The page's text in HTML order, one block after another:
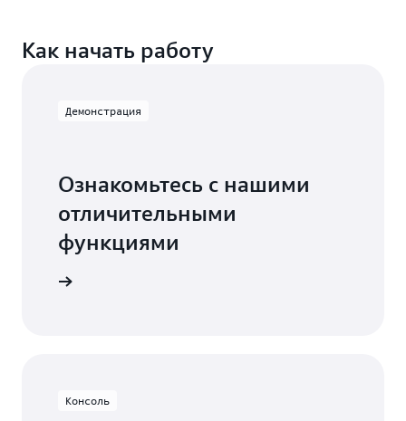
Как начать работу
Демонстрация
Ознакомьтесь с нашими
отличительными
функциями
Консоль